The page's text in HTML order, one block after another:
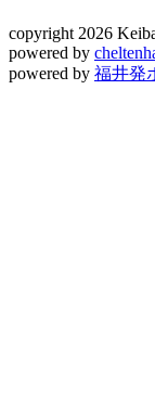
copyright 2026
powered by
powered by 福井発